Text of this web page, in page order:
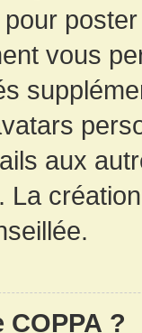
pour
vous
aux
La
?